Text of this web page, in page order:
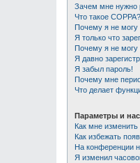
Зачем мне нужно
Что такое COPPA?
Почему я не могу
Я только что
Почему я не могу
Я давно
Я забыл пароль!
Почему мне
Что делает
Параметры и
Как мне
Как избежать
На конференции
Я изменил